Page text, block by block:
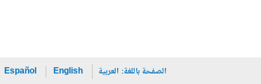
الصفحة باللغة: العربية English
Español